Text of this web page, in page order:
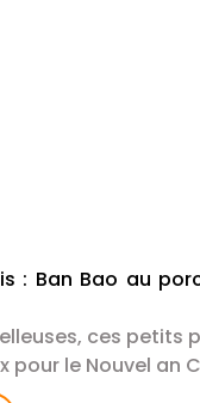
: Ban Bao au
ces petits
pour le Nouvel an